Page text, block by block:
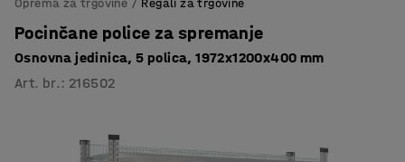
Oprema za trgovine Regali za trgovine
Pocinčane police za spremanje
Osnovna jedinica, 5 polica, 1972x1200x400 mm
Art. br. : 216502